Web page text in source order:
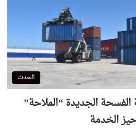
الحدث
الجديدة “الملاحة”
الخدمة